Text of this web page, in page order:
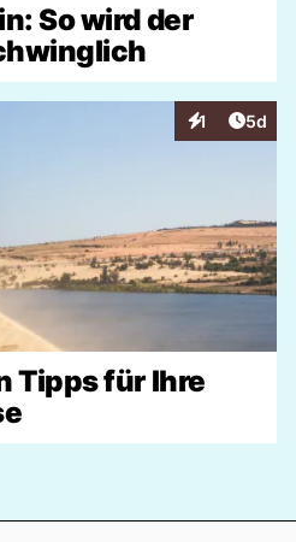
So wird der
1
Interaktionen
5d
Tipps für Ihre